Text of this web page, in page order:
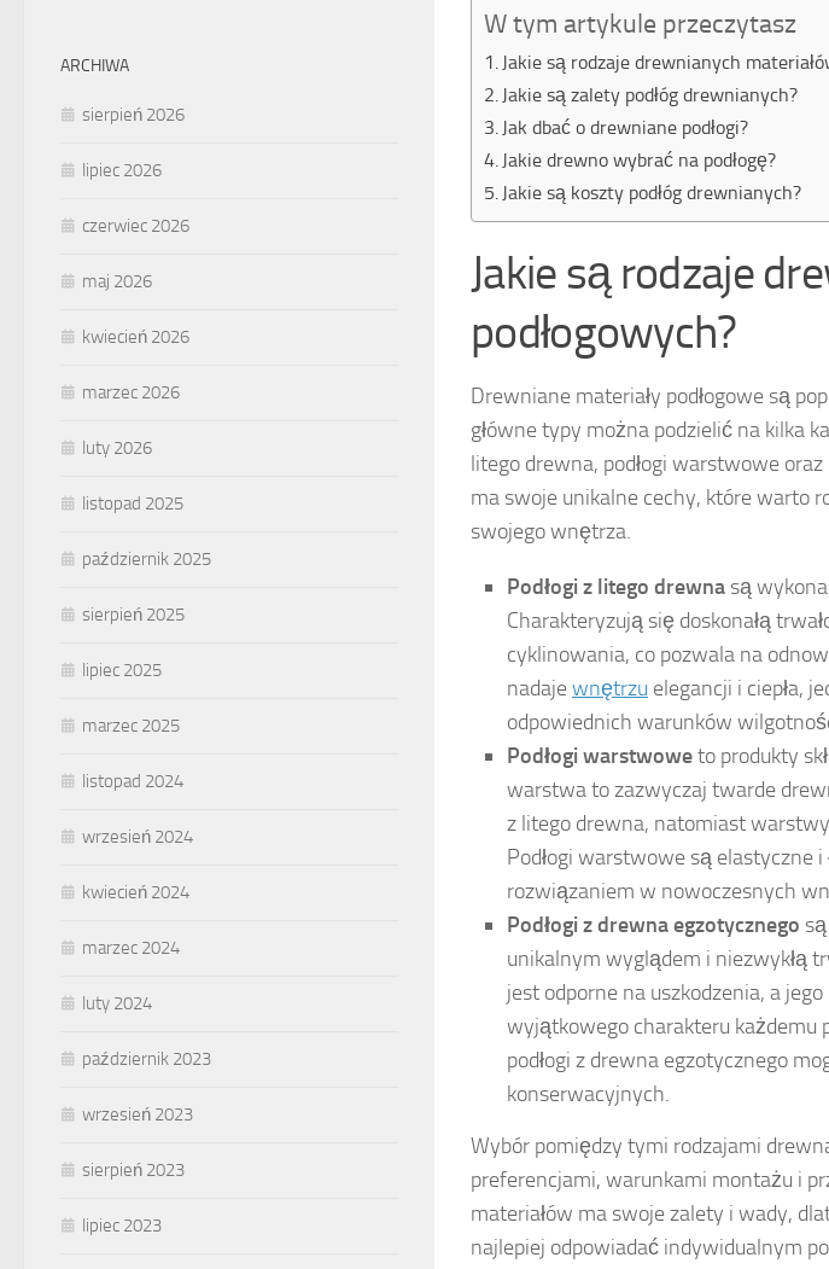
W tym artykule przeczytasz
Jakie są rodzaje drewnianych
Jakie są zalety podłóg drewnianych?
Jak dbać o drewniane podłogi?
Jakie drewno wybrać na podłogę?
Jakie są koszty podłóg drewnianych?
Jakie są rodzaje
podłogowych?
Drewniane materiały podłogowe są
główne typy można podzielić na kilka
litego drewna, podłogi warstwowe
ma swoje unikalne cechy, które warto
swojego wnętrza.
Podłogi z litego drewna są
Charakteryzują się doskonałą
cyklinowania, co pozwala na
nadajewnętrzu elegancji i ciepła,
odpowiednich warunków
Podłogi warstwoweto produkty
warstwa to zazwyczaj twarde
z litego drewna, natomiast
Podłogi warstwowe są elastyczne
rozwiązaniem w nowoczesnych
Podłogi z drewna egzotycznego
unikalnym wyglądem i niezwykłą
jest odporne na uszkodzenia, a
wyjątkowego charakteru każdemu
podłogi z drewna egzotycznego
konserwacyjnych.
Wybór pomiędzy tymi rodzajami
preferencjami, warunkami montażu i
materiałów ma swoje zalety i wady,
najlepiej odpowiadać indywidualnym
ARCHIWA
sierpień 2026
lipiec 2026
czerwiec 2026
maj 2026
kwiecień 2026
marzec 2026
luty 2026
listopad 2025
październik 2025
sierpień 2025
lipiec 2025
marzec 2025
listopad 2024
wrzesień 2024
kwiecień 2024
marzec 2024
luty 2024
październik 2023
wrzesień 2023
sierpień 2023
lipiec 2023